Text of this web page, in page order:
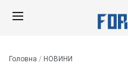
Головна / НОВИНИ